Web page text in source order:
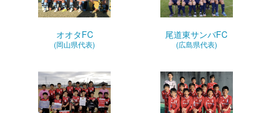
オオタFC
(岡山県代表)
尾道東サンバFC
(広島県代表)